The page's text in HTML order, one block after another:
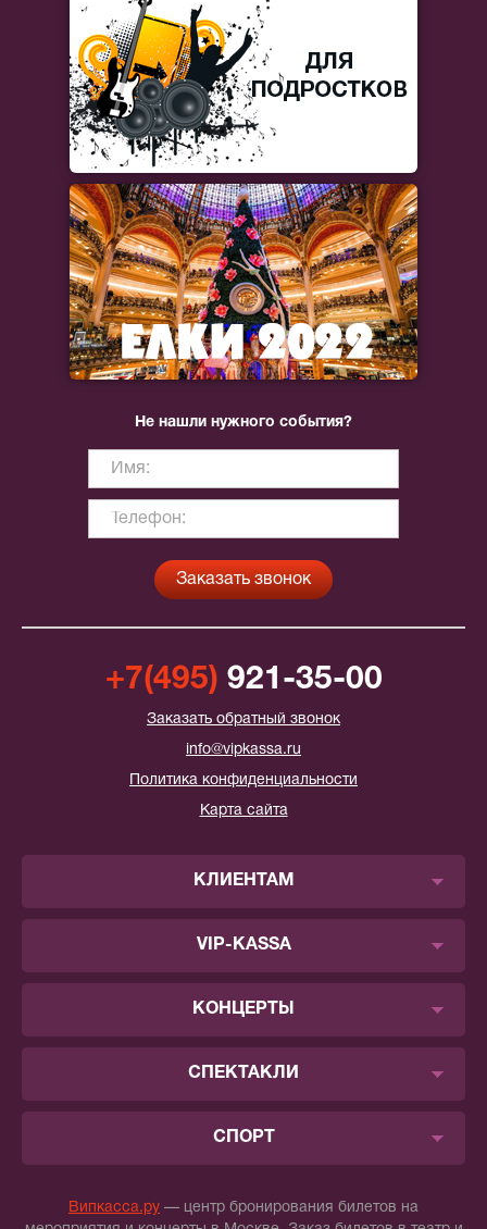
Не нашли нужного события?
+7(495) 921-35-00
Заказать обратный звонок
info@vipkassa.ru
Политика конфиденциальности
Карта сайта
КЛИЕНТАМ
VIP-KASSA
КОНЦЕРТЫ
СПЕКТАКЛИ
СПОРТ
Випкасса.ру — центр бронирования билетов на